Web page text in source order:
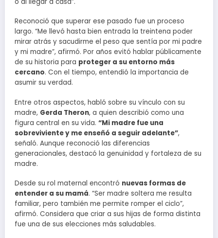
Reconoció que superar ese pasado fue un proceso
largo. “Me llevó hasta bien entrada la treintena poder
mirar atrás y sacudirme el peso que sentía por mi padre
y mi madre”, afirmó. Por años evitó hablar públicamente
de su historia para proteger a su entorno más
cercano. Con el tiempo, entendió la importancia de
asumir su verdad.
Entre otros aspectos, habló sobre su vínculo con su
madre, Gerda Theron, a quien describió como una
figura central en su vida. “Mi madre fue una
sobreviviente y me enseñó a seguir adelante”,
señaló. Aunque reconoció las diferencias
generacionales, destacó la genuinidad y fortaleza de su
madre.
Desde su rol maternal encontró nuevas formas de
entender a su mamá. “Ser madre soltera me resulta
familiar, pero también me permite romper el ciclo”,
afirmó. Considera que criar a sus hijas de forma distinta
fue una de sus elecciones más saludables.